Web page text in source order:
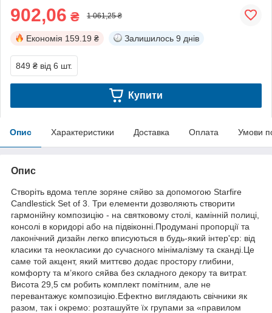
902,06 ₴ 1 061,25 ₴
Економія 159.19 ₴ Залишилось 9 днів
849 ₴ від 6 шт.
Купити
Опис Характеристики Доставка Оплата Умови
Опис
Створіть вдома тепле зоряне сяйво за допомогою Starfire
Candlestick Set of 3. Три елементи дозволяють створити
гармонійну композицію - на святковому столі, камінній полиці,
консолі в коридорі або на підвіконні.Продумані пропорції та
лаконічний дизайн легко вписуються в будь-який інтер'єр: від
класики та неокласики до сучасного мінімалізму та сканді.Це
саме той акцент, який миттєво додає простору глибини,
комфорту та м’якого сяйва без складного декору та витрат.
Висота 29,5 см робить комплект помітним, але не
перевантажує композицію.Ефектно виглядають свічники як
разом, так і окремо: розташуйте їх групами за «правилом